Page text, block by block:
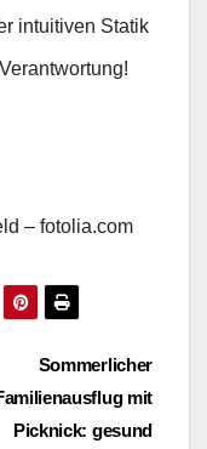
intuitiven Statik
– fotolia.com
Sommerlicher
mit
Picknick: gesund